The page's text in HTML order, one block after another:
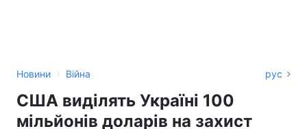
Новини › Війна рус
США виділять Україні 100
мільйонів доларів на захист